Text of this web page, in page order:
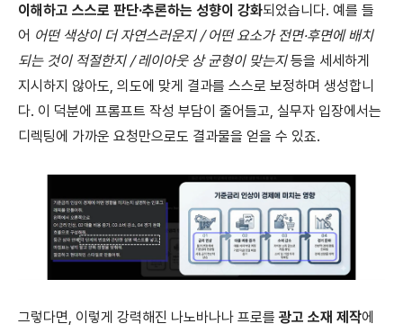
이해하고 스스로 판단·추론하는 성향이 강화되었습니다. 예를 들
어 어떤 색상이 더 자연스러운지 / 어떤 요소가 전면·후면에 배치
되는 것이 적절한지 / 레이아웃 상 균형이 맞는지등을 세세하게
지시하지 않아도, 의도에 맞게 결과를 스스로 보정하며 생성합니
다. 이 덕분에 프롬프트 작성 부담이 줄어들고, 실무자 입장에서는
디렉팅에 가까운 요청만으로도 결과물을 얻을 수 있죠.
그렇다면, 이렇게 강력해진 나노바나나 프로를 광고 소재 제작에